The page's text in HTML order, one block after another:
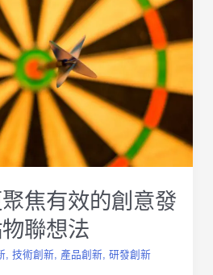
焦有效的創意發
聯想法
,技術創新, 產品創新,研發創新